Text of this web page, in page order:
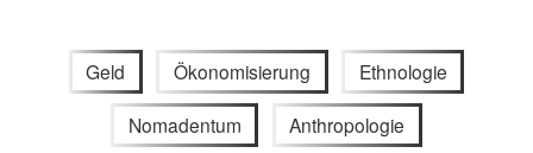
Geld Ökonomisierung Ethnologie
Nomadentum Anthropologie